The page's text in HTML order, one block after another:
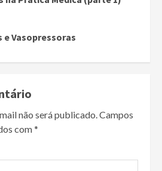
Vasopressoras
não será publicado.Campos
com*